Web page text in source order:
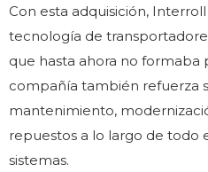
Con esta adquisición,
tecnología de
que hasta ahora no formaba
compañía también refuerza
mantenimiento,
repuestos a lo largo de todo
sistemas.